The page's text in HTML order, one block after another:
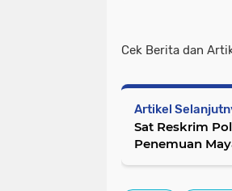
Cek Berita dan
Artikel
Sat Reskrim
Penemuan